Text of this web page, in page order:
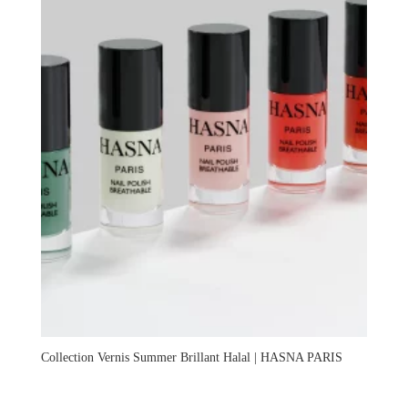
Collection Vernis Summer Brillant Halal | HASNA PARIS